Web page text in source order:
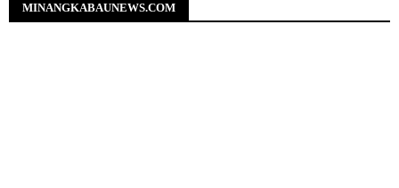
MINANGKABAUNEWS.COM